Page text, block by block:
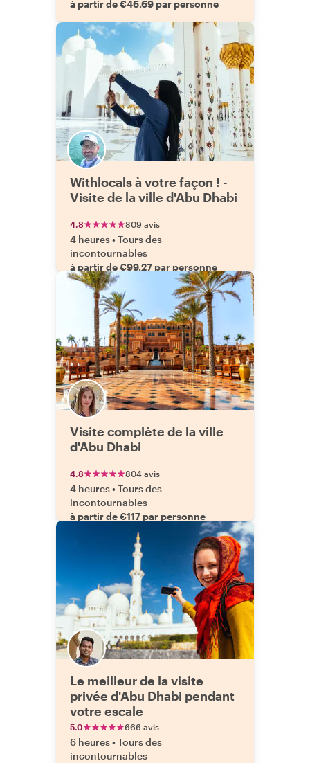
à partir de €46.69 par personne
Withlocals à votre façon ! -
Visite de la ville d'Abu Dhabi
4.8 809 avis
4 heures•Tours des
incontournables
à partir de €99.27 par personne
Visite complète de la ville
d'Abu Dhabi
4.8 804 avis
4 heures•Tours des
incontournables
à partir de €117 par personne
Le meilleur de la visite
privée d'Abu Dhabi pendant
votre escale
5.0 666 avis
6 heures•Tours des
incontournables